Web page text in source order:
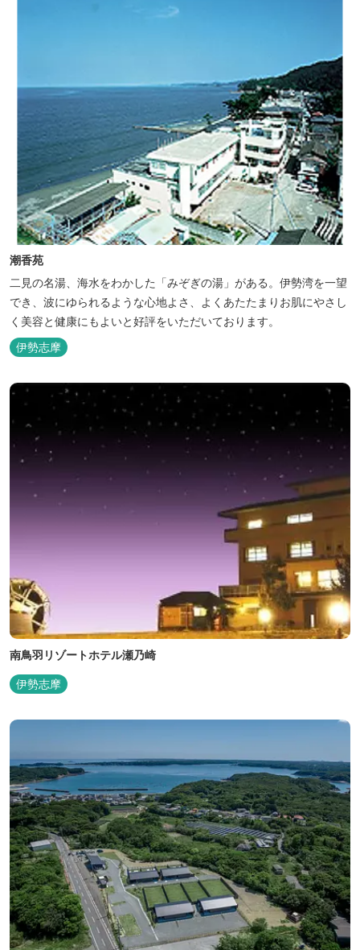
潮香苑
二見の名湯、海水をわかした「みぞぎの湯」がある。伊勢湾を一望
でき、波にゆられるような心地よさ、よくあたたまりお肌にやさし
く美容と健康にもよいと好評をいただいております。
伊勢志摩
南鳥羽リゾートホテル瀬乃崎
伊勢志摩